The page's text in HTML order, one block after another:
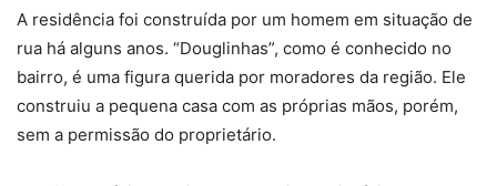
A residência foi construída por um homem em situação de
rua há alguns anos. “Douglinhas”, como é conhecido no
bairro, é uma figura querida por moradores da região. Ele
construiu a pequena casa com as próprias mãos, porém,
sem a permissão do proprietário.